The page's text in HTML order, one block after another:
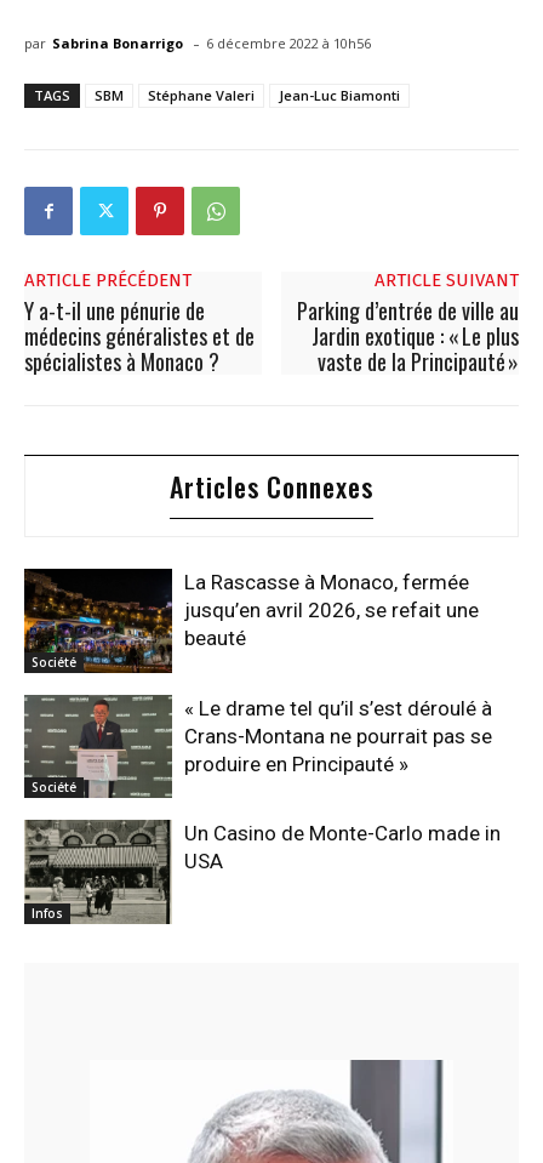
par Sabrina Bonarrigo - 6 décembre 2022 à 10h56
TAGS SBM Stéphane Valeri Jean-Luc Biamonti
ARTICLE PRÉCÉDENT
Y a-t-il une pénurie de
médecins généralistes et de
spécialistes à Monaco ?
ARTICLE SUIVANT
Parking d’entrée de ville au
Jardin exotique : « Le plus
vaste de la Principauté »
Articles Connexes
Société
La Rascasse à Monaco, fermée
jusqu’en avril 2026, se refait une
beauté
Société
« Le drame tel qu’il s’est déroulé à
Crans-Montana ne pourrait pas se
produire en Principauté »
Infos
Un Casino de Monte-Carlo made in
USA